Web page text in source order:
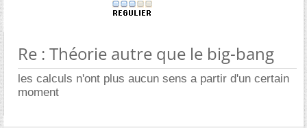
Re : Théorie autre que le big-bang
les calculs n'ont plus aucun sens a partir d'un certain
moment